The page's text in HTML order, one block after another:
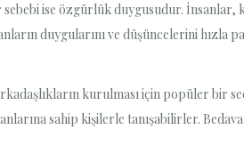
ise özgürlük duygusudur. İnsanlar,
duygularını ve düşüncelerini hızla
kurulması için popüler bir
sahip kişilerle tanışabilirler.